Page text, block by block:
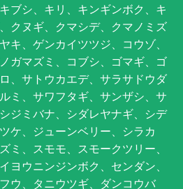
ブシ、キリ、キンギンボク、キ
クヌギ、クマシデ、クマノミズ
キ、ゲンカイツツジ、コウゾ、
ガマズミ、コブシ、ゴマギ、ゴ
、サトウカエデ、サラサドウダ
ミ、サワフタギ、サンザシ、サ
ジミバナ、シダレヤナギ、シデ
ケ、ジューンベリー、シラカ
ミ、スモモ、スモークツリー、
ヨウニンジンボク、センダン、
ウ、タニウツギ、ダンコウバ